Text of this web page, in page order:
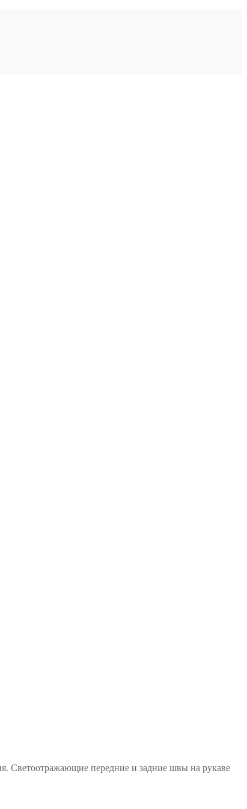
Светоотражающие передние и задние швы на рукаве